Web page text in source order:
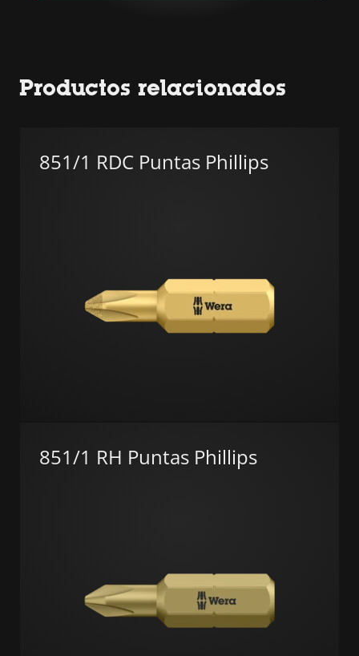
Productos relacionados
851/1 RDC Puntas Phillips
851/1 RH Puntas Phillips